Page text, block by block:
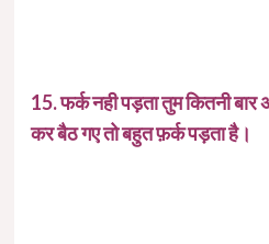
15. फर्क नही पड़ता तुम कितनी
कर बैठ गए तो बहुत फ़र्क पड़ता है।